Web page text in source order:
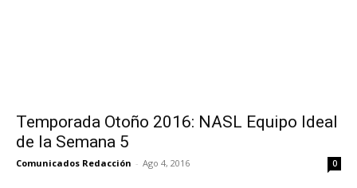
Temporada Otoño 2016: NASL Equipo Ideal
de la Semana 5
Comunicados Redacción - Ago 4, 2016 0